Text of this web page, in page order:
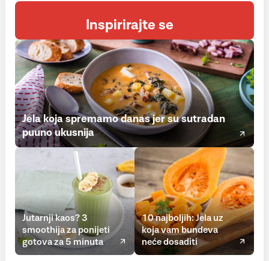
Inspirirajte se
Jela koja spremamo danas jer su sutradan
puuno ukusnija
Jutarnji kaos? 3
smoothija za ponijeti
gotova za 5 minuta
10 najboljih: Jela uz
koja vam bundeva
neće dosaditi